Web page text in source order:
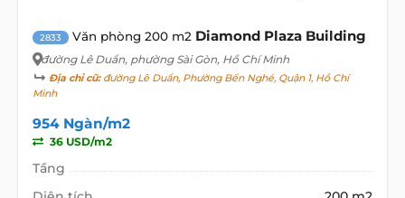
2833 Văn phòng 200 m2 Diamond Plaza Building
đường Lê Duẩn, phường Sài Gòn, Hồ Chí Minh
Địa chỉ cũ:đường Lê Duẩn, Phường Bến Nghé, Quận 1, Hồ Chí
Minh
954 Ngàn/m2
36 USD/m2
Tầng